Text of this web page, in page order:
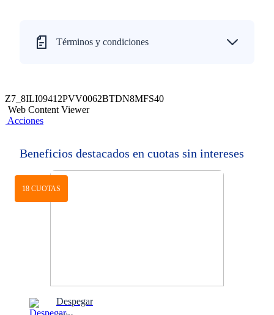
Términos y condiciones
Z7_8ILI09412PVV0062BTDN8MFS40
Web Content Viewer
Acciones
Beneficios destacados en cuotas sin intereses
18 CUOTAS
Despegar